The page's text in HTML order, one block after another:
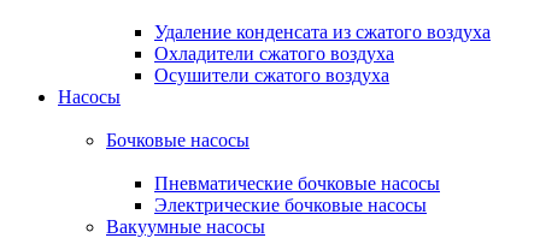
Удаление конденсата из сжатого воздуха
Охладители сжатого воздуха
Осушители сжатого воздуха
Насосы
Бочковые насосы
Пневматические бочковые насосы
Электрические бочковые насосы
Вакуумные насосы